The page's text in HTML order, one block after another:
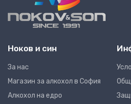
Ноков и син
За нас
Магазин за алкохол в София
Алкохол на едро